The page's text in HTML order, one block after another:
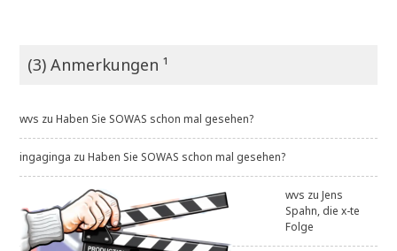
(3) Anmerkungen ¹
wvs zuHaben Sie SOWAS schon mal gesehen?
ingaginga zuHaben Sie SOWAS schon mal gesehen?
wvs zuJens
Spahn, die x-te
Folge